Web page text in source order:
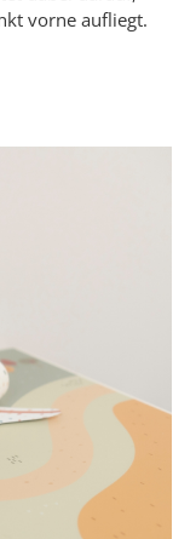
vorne aufliegt.